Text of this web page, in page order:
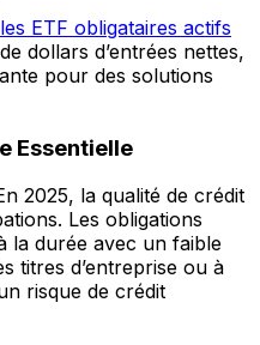
les ETF obligataires actifs
dollars d’entrées nettes,
pour des solutions
Essentielle
2025, la qualité de crédit
Les obligations
la durée avec un faible
titres d’entreprise ou à
risque de crédit